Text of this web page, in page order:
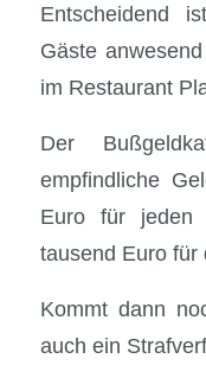
Entscheidend
Gäste
im Restaurant
Der
empfindliche
Euro für jeden
tausend Euro für
Kommt dann
auch ein